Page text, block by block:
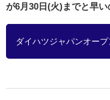
が6月30日(火)までと早い
ダイハツジャパンオー